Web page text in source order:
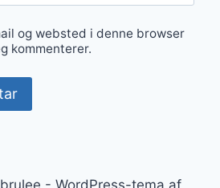
og websted i denne browser
kommenterer.